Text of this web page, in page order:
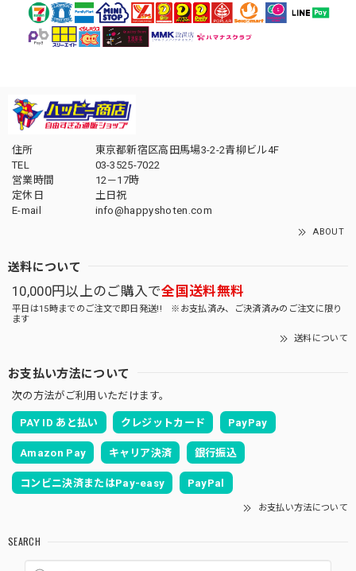
住所
東京都新宿区高田馬場3-2-2青柳ビル4F
TEL
03-3525-7022
営業時間
12－17時
定休日
土日祝
E-mail
info@happyshoten.com
ABOUT
送料について
10,000円以上のご購入で全国送料無料
平日は15時までのご注文で即日発送!! ※お支払済み、ご決済済みのご注文に限り
ます
送料について
お支払い方法について
次の方法がご利用いただけます。
PAY ID あと払い クレジットカード PayPay
Amazon Pay キャリア決済 銀行振込
コンビニ決済またはPay-easy PayPal
お支払い方法について
SEARCH